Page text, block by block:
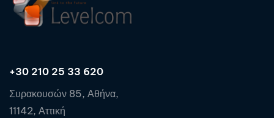
+30 210 25 33 620
Συρακουσών 85, Αθήνα,
11142, Αττική